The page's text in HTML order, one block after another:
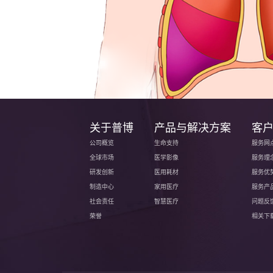
关于普博
公司概览
全球市场
研发创新
制造中心
社会责任
荣誉
产品与解决方案
生命支持
医学影像
医用耗材
家用医疗
智慧医疗
客
服务网
服务理
服务优
服务产
问题反
相关下